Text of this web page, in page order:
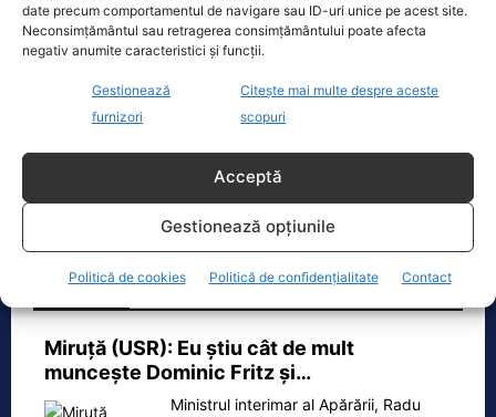
date precum comportamentul de navigare sau ID-uri unice pe acest site.
Neconsimțământul sau retragerea consimțământului poate afecta
negativ anumite caracteristici și funcții.
Gestionează
furnizori
Citește mai multe despre aceste
scopuri
Acceptă
Gestionează opțiunile
Politică de cookies Politică de confidențialitate Contact
Realitatea
Dronă doborâtă de un avion F‑16 în zona
Padina Buzău -…
O dronă a fost doborâtă vineri dimineață de un avion
F‑16 al Forțelor Aeriene Române, în zona Padina, în
județul[...]
Miruţă (USR): Eu ştiu cât de mult
munceşte Dominic Fritz şi…
Ministrul interimar al Apărării, Radu